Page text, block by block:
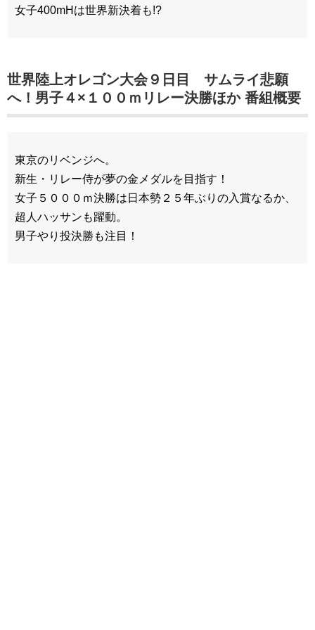
女子400mHは世界新決着も!?
世界陸上オレゴン大会９日目 サムライ悲願
へ！男子４×１００ｍリレー決勝ほか 番組概要
東京のリベンジへ。
新生・リレー侍が夢の金メダルを目指す！
女子５０００ｍ決勝は日本勢２５年ぶりの入賞なるか、
超人ハッサンも躍動。
男子やり投決勝も注目！